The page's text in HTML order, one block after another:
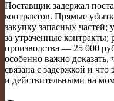
Поставщик задержал
контрактов. Прямые
закупку запасных
за утраченные
производства — 25 000
особенно важно
связана с задержкой и
и действительными на